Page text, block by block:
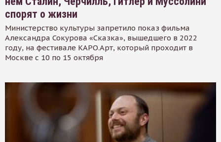
спорят о жизни
Министерство культуры запретило показ фильма
Александра Сокурова «Сказка», вышедшего в 2022
году, на фестивале КАРО.Арт, который проходит в
Москве с 10 по 15 октября